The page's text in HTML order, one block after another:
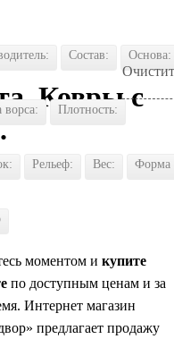
Состав: Основа:
ворса: Плотность:
Рельеф: Вес: Форма
Ковры с
моментом и купите
по доступным ценам и за
Интернет магазин
предлагает продажу